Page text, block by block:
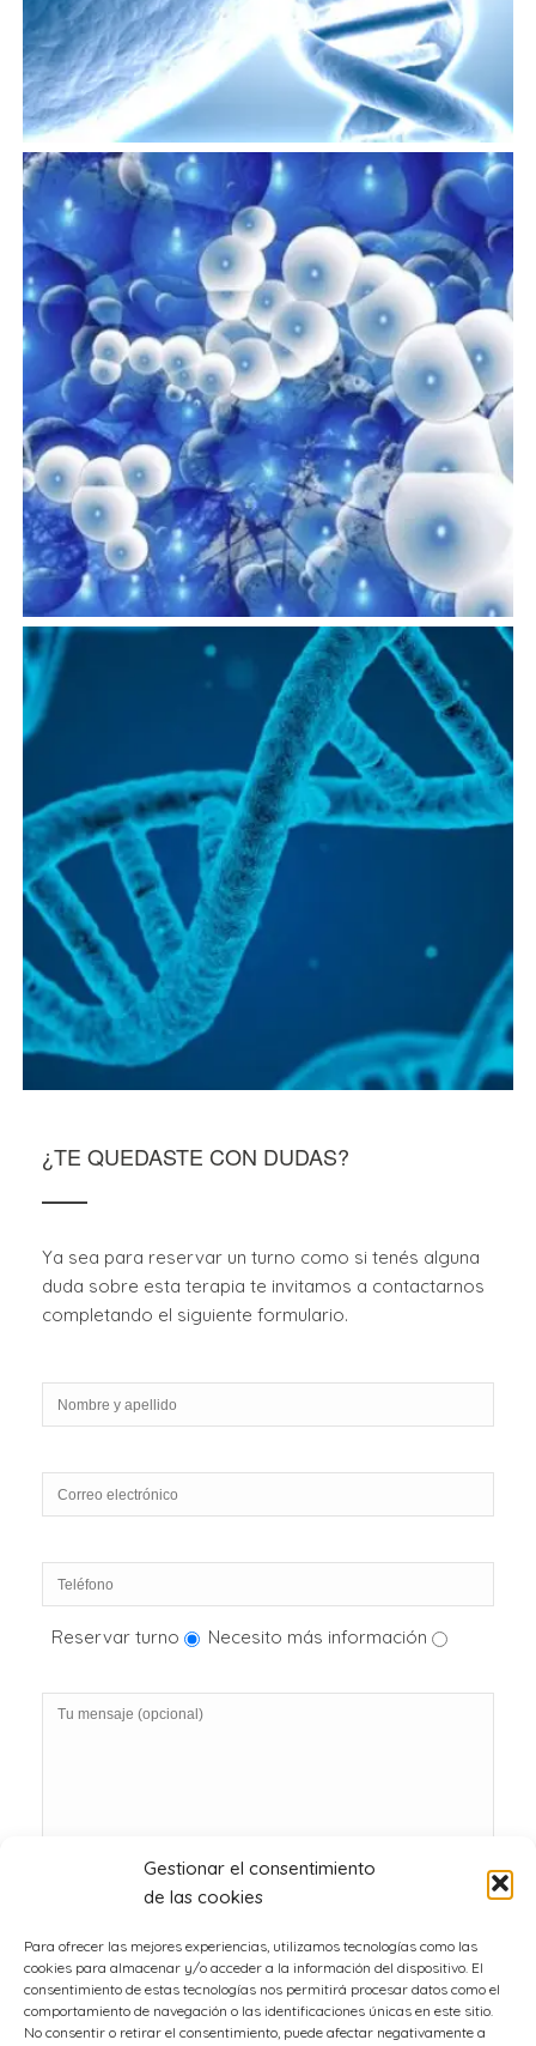
Gestionar el consentimiento
de las cookies
Para ofrecer las mejores experiencias, utilizamos tecnologías como las
cookies para almacenar y/o acceder a la información del dispositivo. El
consentimiento de estas tecnologías nos permitirá procesar datos como el
comportamiento de navegación o las identificaciones únicas en este sitio.
No consentir o retirar el consentimiento, puede afectar negativamente a
¿TE QUEDASTE CON DUDAS?
Ya sea para reservar un turno como si tenés alguna
duda sobre esta terapia te invitamos a contactarnos
completando el siguiente formulario.
Reservar turno Necesito más información